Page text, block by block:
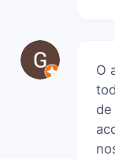
O
de